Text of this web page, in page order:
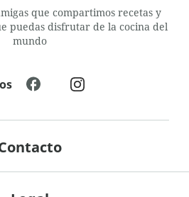
que compartimos recetas y
puedas disfrutar de la cocina del
mundo